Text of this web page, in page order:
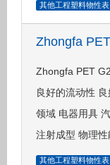
其他工程塑料物性表
Zhongfa
Zhongfa PET
良好的流动性
领域 电器用具
注射成型 物理
其他工程塑料物性表